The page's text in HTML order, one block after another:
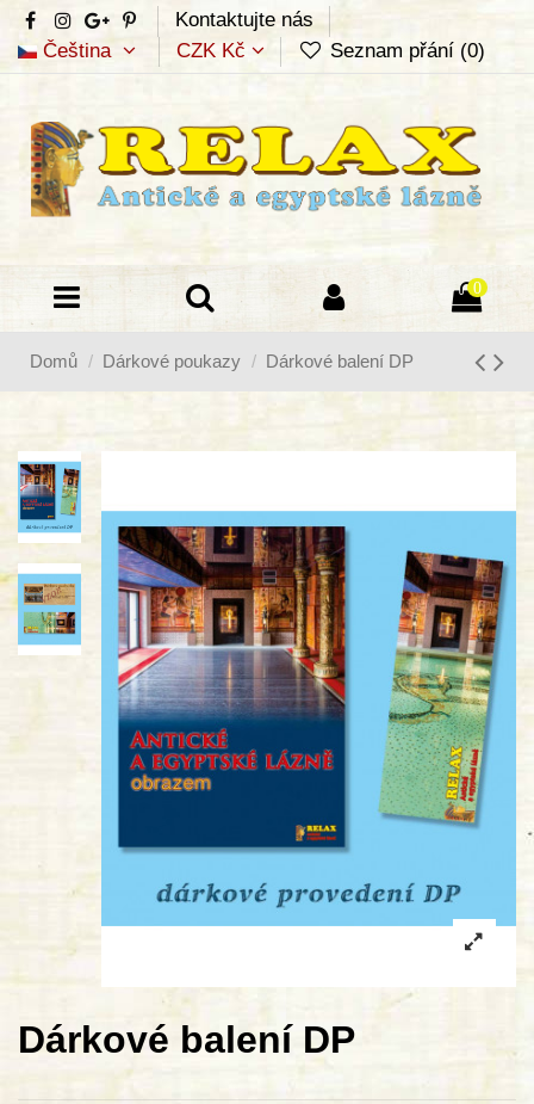
Kontaktujte nás
Čeština
CZK Kč Seznam přání (0)
0
Domů Dárkové poukazy Dárkové balení DP
Dárkové balení DP